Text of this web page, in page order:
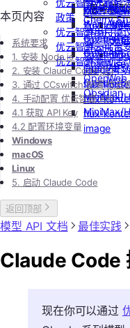
思考模型
开
考
flux.1-dev
flux-
flux-
flux-
image
flux-
flux-
flux-
image
Wan-AI/
Wan-AI/
OpenAI/
OpenAI/
OpenAI/
OpenAI/
MiniMax/
MiniMax/
GPT4All
Cherry
Chatbox
ChatHub
ChatWise
OpenWeb
Obsidian
MCP
优云智算云服务
政策
优云智算用户协
优云智算云平台
优云智算激励活
本页内容
系统要求
1. 安装 Node.js
2. 安装 Claude Code CLI
3. 通过 CCswitch 配置 优云
4. 手动配置 优云智算 API
4.1 获取 API Key
4.2 配置环境变量
Windows
macOS
Linux
5. 启动 Claude Code
返回顶部
模型 API 文档 最佳实践
Claude Code
现在你可以通过